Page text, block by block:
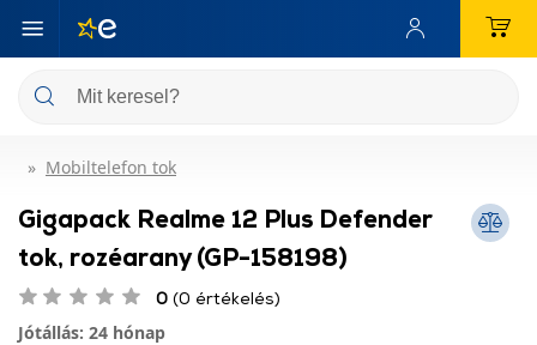
Mobiltelefon tok
Gigapack Realme 12 Plus Defender
tok, rozéarany (GP-158198)
0 (0 értékelés)
Jótállás: 24 hónap